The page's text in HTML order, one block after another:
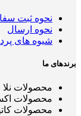
نحوه ثبت
نحوه ارسال
شیوه های
برندهای ما
محصولات نلا
محصولات
محصولات